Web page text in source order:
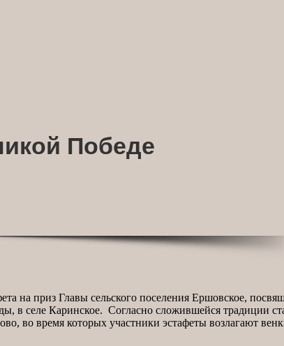
Победе
на приз Главы сельского поселения Ершовское,
в селе Каринское. Согласно сложившейся традиции
во время которых участники эстафеты возлагают